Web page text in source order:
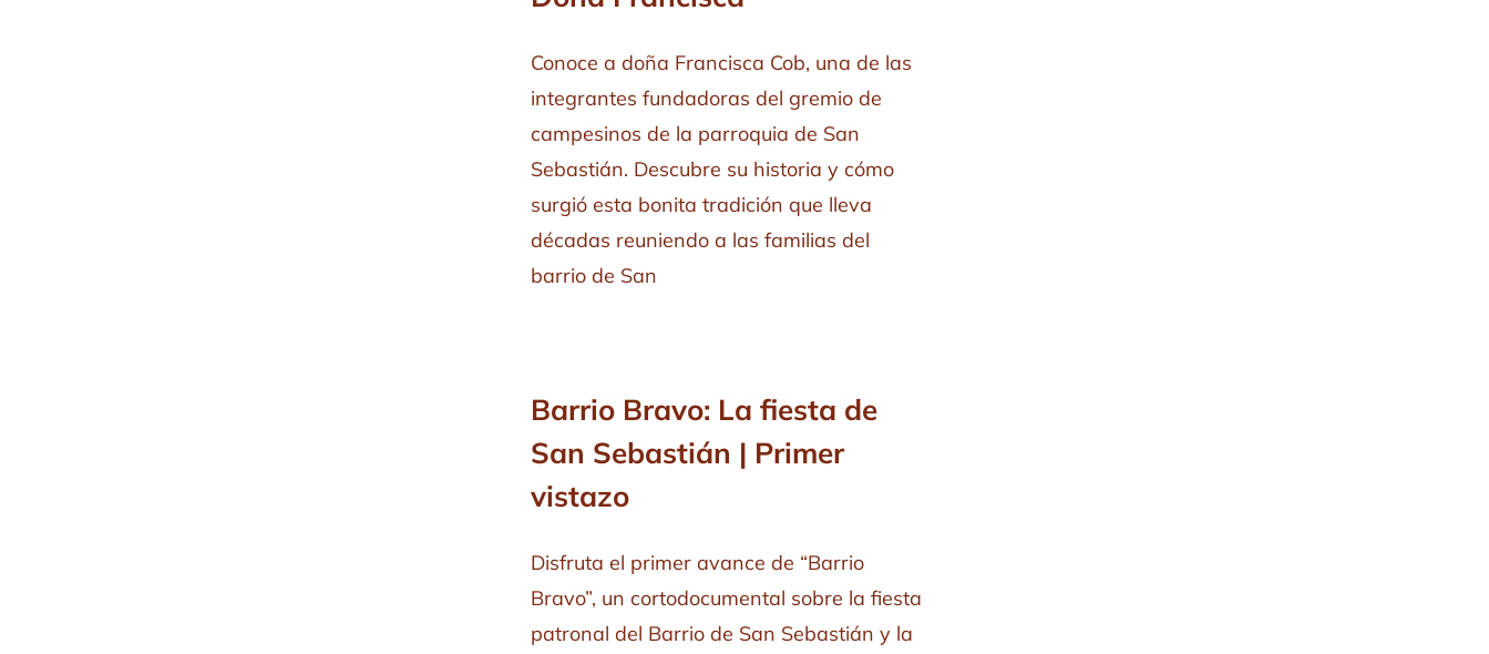
Conoce a doña Francisca Cob, una de las
integrantes fundadoras del gremio de
campesinos de la parroquia de San
Sebastián. Descubre su historia y cómo
surgió esta bonita tradición que lleva
décadas reuniendo a las familias del
barrio de San
Barrio Bravo: La fiesta de
San Sebastián | Primer
vistazo
Disfruta el primer avance de “Barrio
Bravo”, un cortodocumental sobre la fiesta
patronal del Barrio de San Sebastián y la